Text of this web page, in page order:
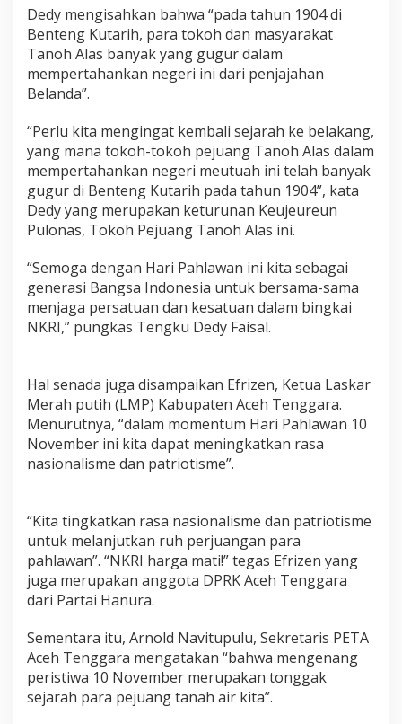
a
l
:
J
a
a
n
P
e
r
n
a
h
u
p
k
a
e
j
a
r
a
h
Dedy mengisahkan bahwa “pada tahun 1904 di
Benteng Kutarih, para tokoh dan masyarakat
Tanoh Alas banyak yang gugur dalam
mempertahankan negeri ini dari penjajahan
Belanda”.
“Perlu kita mengingat kembali sejarah ke belakang,
yang mana tokoh-tokoh pejuang Tanoh Alas dalam
mempertahankan negeri meutuah ini telah banyak
gugur di Benteng Kutarih pada tahun 1904”, kata
Dedy yang merupakan keturunan Keujeureun
Pulonas, Tokoh Pejuang Tanoh Alas ini.
“Semoga dengan Hari Pahlawan ini kita sebagai
generasi Bangsa Indonesia untuk bersama-sama
menjaga persatuan dan kesatuan dalam bingkai
NKRI,” pungkas Tengku Dedy Faisal.
Hal senada juga disampaikan Efrizen, Ketua Laskar
Merah putih (LMP) Kabupaten Aceh Tenggara.
Menurutnya, “dalam momentum Hari Pahlawan 10
November ini kita dapat meningkatkan rasa
nasionalisme dan patriotisme”.
“Kita tingkatkan rasa nasionalisme dan patriotisme
untuk melanjutkan ruh perjuangan para
pahlawan”. “NKRI harga mati!” tegas Efrizen yang
juga merupakan anggota DPRK Aceh Tenggara
dari Partai Hanura.
Sementara itu, Arnold Navitupulu, Sekretaris PETA
Aceh Tenggara mengatakan “bahwa mengenang
peristiwa 10 November merupakan tonggak
sejarah para pejuang tanah air kita”.